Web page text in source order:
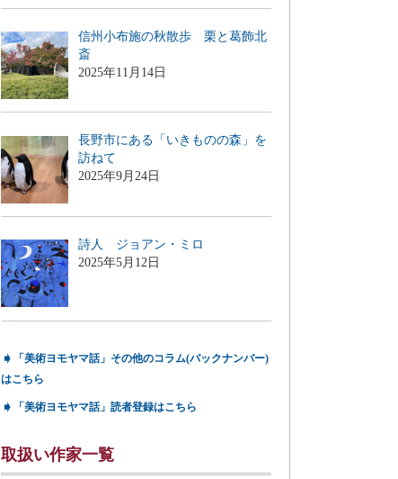
信州小布施の秋散歩 栗と葛飾北
斎
2025年11月14日
長野市にある「いきものの森」を
訪ねて
2025年9月24日
詩人 ジョアン・ミロ
2025年5月12日
➧
「美術ヨモヤマ話」その他のコラム(バックナンバー)
はこちら
➧ 「美術ヨモヤマ話」読者登録はこちら
取扱い作家一覧